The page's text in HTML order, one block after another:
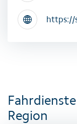
https://
Region